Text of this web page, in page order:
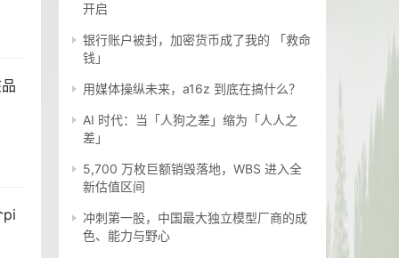
pi
开启
银行账户被封，加密货币成了我的 「救命
钱」
用媒体操纵未来，a16z 到底在搞什么？
AI 时代：当「人狗之差」缩为「人人之
差」
5,700 万枚巨额销毁落地，WBS 进入全
新估值区间
冲刺第一股，中国最大独立模型厂商的成
色、能力与野心